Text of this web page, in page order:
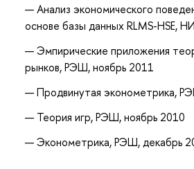
Анализ экономического
основе базы данных RLMS-HSE,
Эмпирические приложения
рынков, РЭШ, ноябрь 2011
Продвинутая эконометрика,
Теория игр, РЭШ, ноябрь 2010
Эконометрика, РЭШ, декабрь